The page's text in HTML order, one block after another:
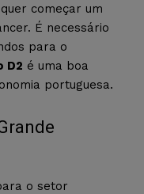
começar um
É necessário
para o
D2 é uma boa
portuguesa.
o setor